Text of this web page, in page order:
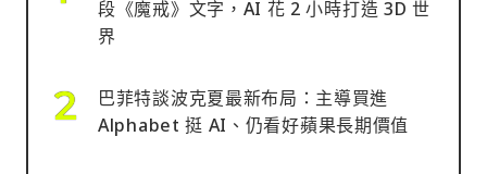
段《魔戒》文字，AI 花 2 小時打造 3D 世
界
巴菲特談波克夏最新布局：主導買進
Alphabet 挺 AI、仍看好蘋果長期價值